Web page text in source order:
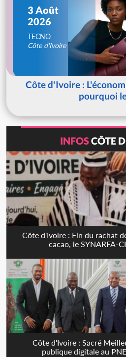
3 Août
2026
TECNO
Côte d'Ivoire
Côte d'Ivoire :
pourquoi
INFOSCÔTE
Côte d'Ivoire : Fin du rachat
cacao, le SYNARFA-
Côte d'Ivoire : Sacré
publique digitale au